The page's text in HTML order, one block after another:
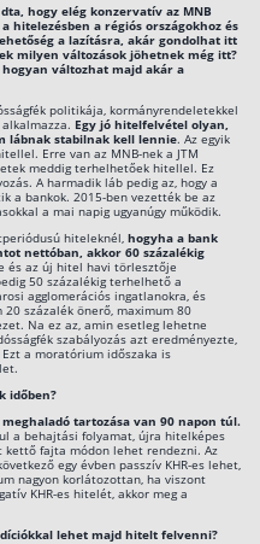
hogy elég konzervatív az MNB
hitelezésben a régiós országokhoz és
a lazításra, akár gondolhat itt
milyen változások jöhetnek még itt?
változhat majd akár a
politikája, kormányrendeletekkel
Egy jó hitelfelvétel olyan,
lábnak stabilnak kell lennie. Az egyik
Erre van az MNB-nek a JTM
meddig terhelhetőek hitellel. Ez
A harmadik láb pedig az, hogy a
a bankok. 2015-ben vezették be az
a mai napig ugyanúgy működik.
hiteleknél, hogyha a bank
nettóban, akkor 60 százalékig
és az új hitel havi törlesztője
50 százalékig terhelhető a
agglomerációs ingatlanokra, és
százalék önerő, maximum 80
Na ez az, amin esetleg lehetne
szabályozás azt eredményezte,
a moratórium időszaka is
időben?
tartozása van 90 napon túl.
a behajtási folyamat, újra hitelképes
fajta módon lehet rendezni. Az
egy évben passzív KHR-es lehet,
nagyon korlátozottan, ha viszont
KHR-es hitelét, akkor meg a
lehet majd hitelt felvenni?